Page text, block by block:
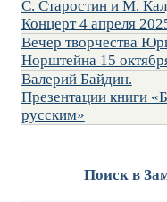
С. Старостин и М.
Концерт 4 апреля
Вечер творчества
Норштейна 15
Валерий Байдин.
Презентации книги
русским»
Поиск в